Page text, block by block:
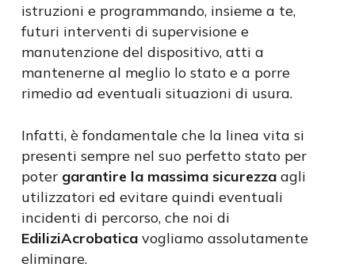
istruzioni e programmando, insieme a te,
futuri interventi di supervisione e
manutenzione del dispositivo, atti a
mantenerne al meglio lo stato e a porre
rimedio ad eventuali situazioni di usura.
Infatti, è fondamentale che la linea vita si
presenti sempre nel suo perfetto stato per
poter garantire la massima sicurezzaagli
utilizzatori ed evitare quindi eventuali
incidenti di percorso, che noi di
EdiliziAcrobatica vogliamo assolutamente
eliminare.